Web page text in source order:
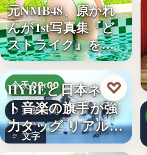
元NMB48、原かれ
んが1st写真集『ど
ストライク』を…
今天 09:00
娛樂新聞
文字
HYBEと日本ネッ
ト音楽の旗手が強
力タッグ リアル×
バー…
♡